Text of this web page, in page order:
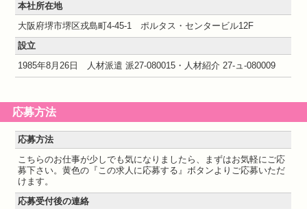
本社所在地
大阪府堺市堺区戎島町4-45-1 ポルタス・センタービル12F
設立
1985年8月26日 人材派遣 派27-080015・人材紹介 27-ュ-080009
応募方法
応募方法
こちらのお仕事が少しでも気になりましたら、まずはお気軽にご応
募下さい。黄色の『この求人に応募する』ボタンよりご応募いただ
けます。
応募受付後の連絡